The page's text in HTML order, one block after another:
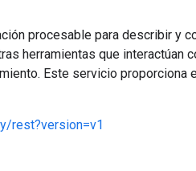
procesable para describir y
herramientas que interactúan
Este servicio
rest?version=v1